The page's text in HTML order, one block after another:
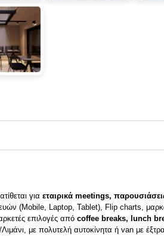
για εταιρικά meetings,
(Mobile, Laptop, Tablet), Flip charts,
επιλογές από coffee breaks, lunch
με πολυτελή αυτοκίνητα ή van με